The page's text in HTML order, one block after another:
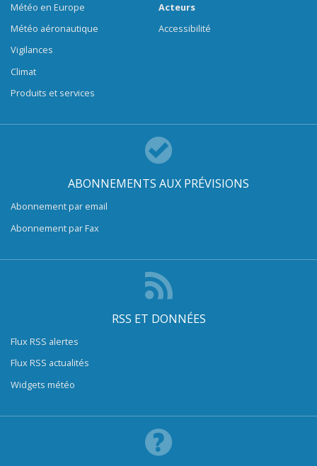
Météo en Europe
Météo aéronautique
Vigilances
Climat
Produits et services
Acteurs
Accessibilité
ABONNEMENTS AUX PRÉVISIONS
Abonnement par email
Abonnement par Fax
RSS ET DONNÉES
Flux RSS alertes
Flux RSS actualités
Widgets météo